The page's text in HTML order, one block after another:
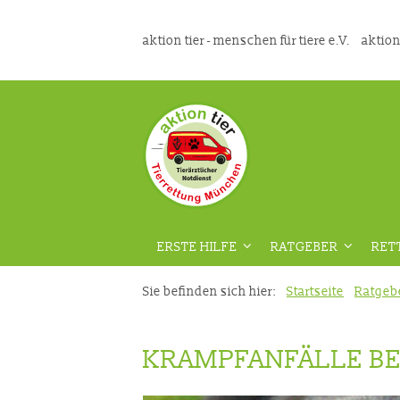
aktion tier - menschen für tiere e.V.
ERSTE HILFE
DIE RICHTIGE VORBEREITUNG
VIDEOKURS
RATGEBER
AUS DER
RATGEBER
Sie befinden sich hier: Startseite
KRAMPFANFÄLLE